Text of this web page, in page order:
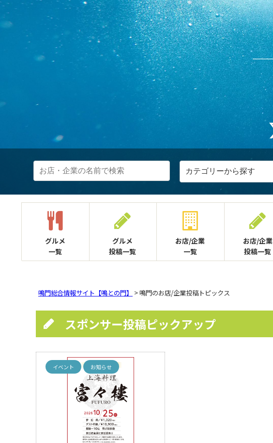
グルメ
一覧
グルメ
投稿一覧
お店/企業
一覧
お店/企業
投稿一覧
鳴門総合情報サイト【鳴との門】 > 鳴門のお店/企業投稿トピックス
スポンサー投稿ピックアップ
イベント お知らせ